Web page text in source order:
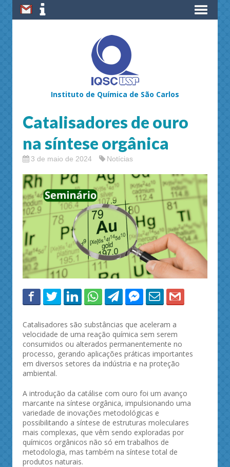
Instituto de Química de São Carlos
Catalisadores de ouro
na síntese orgânica
3 de maio de 2024 Notícias
Catalisadores são substâncias que aceleram a
velocidade de uma reação química sem serem
consumidos ou alterados permanentemente no
processo, gerando aplicações práticas importantes
em diversos setores da indústria e na proteção
ambiental.
A introdução da catálise com ouro foi um avanço
marcante na síntese orgânica, impulsionando uma
variedade de inovações metodológicas e
possibilitando a síntese de estruturas moleculares
mais complexas, que vêm sendo exploradas por
químicos orgânicos não só em trabalhos de
metodologia, mas também na síntese total de
produtos naturais.